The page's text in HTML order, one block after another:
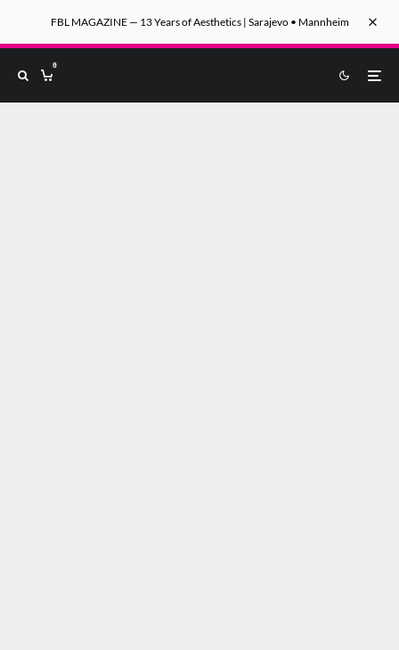
FBL MAGAZINE — 13 Years of Aesthetics | Sarajevo • Mannheim
0